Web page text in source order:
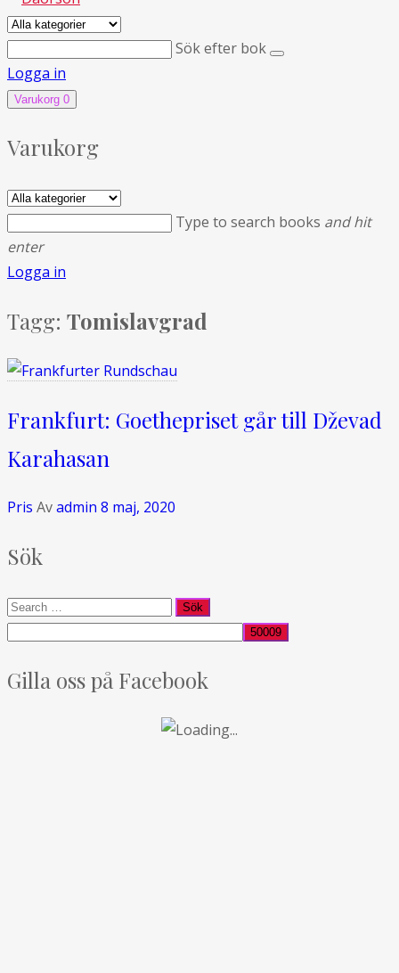
Sök efter bok
Logga in
Varukorg 0
Varukorg
Type to search books and hit
enter
Logga in
Tagg: Tomislavgrad
Frankfurt: Goethepriset går till Dževad
Karahasan
Pris Avadmin 8 maj, 2020
Sök
Gilla oss på Facebook